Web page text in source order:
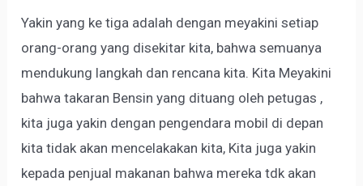
Yakin yang ke tiga adalah dengan meyakini setiap
orang-orang yang disekitar kita, bahwa semuanya
mendukung langkah dan rencana kita. Kita Meyakini
bahwa takaran Bensin yang dituang oleh petugas ,
kita juga yakin dengan pengendara mobil di depan
kita tidak akan mencelakakan kita, Kita juga yakin
kepada penjual makanan bahwa mereka tdk akan